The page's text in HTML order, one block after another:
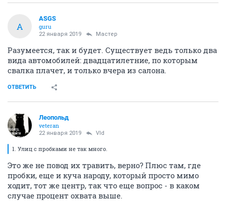
A
ASGS
guru
22 января 2019 Мастер
Разумеется, так и будет. Существует ведь только два
вида автомобилей: двадцатилетние, по которым
свалка плачет, и только вчера из салона.
ОТВЕТИТЬ
Леопольд
veteran
22 января 2019 Vld
1. Улиц с пробками не так много.
Это же не повод их травить, верно? Плюс там, где
пробки, еще и куча народу, который просто мимо
ходит, тот же центр, так что еще вопрос - в каком
случае процент охвата выше.